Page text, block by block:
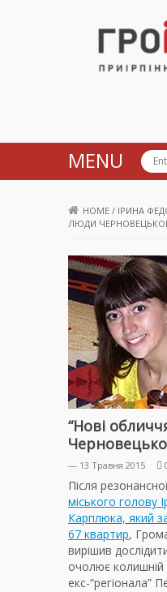
MENU
HOME / ІРИНА
ЛЮДИ
“Нові
— 13 Травня 2015
Після
міського голову
Карплюка, який
67 квартир,
вирішив
очолює
екс-“регіонала”